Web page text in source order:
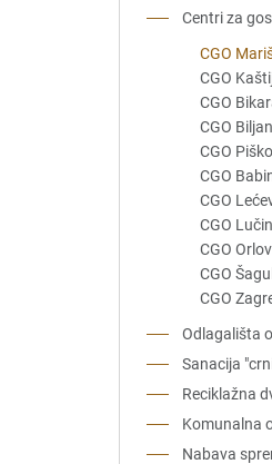
Centri za
CGO
CGO
CGO
CGO
CGO
CGO
CGO
CGO
CGO
CGO
CGO
Odlagališta
Sanacija
Reciklažna
Komunalna
Nabava